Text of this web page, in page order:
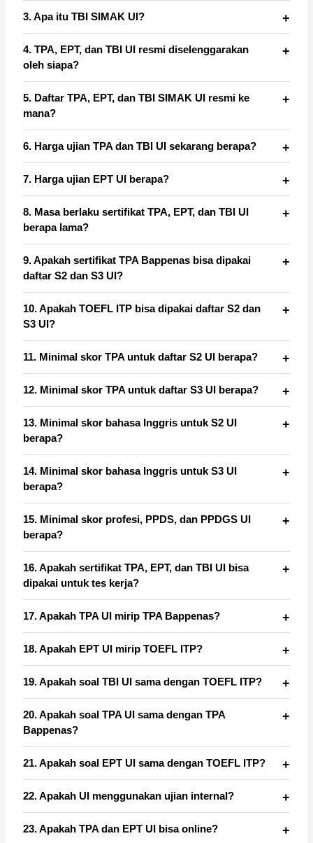
3. Apa itu TBI SIMAK UI?
4. TPA, EPT, dan TBI UI resmi diselenggarakan
oleh siapa?
5. Daftar TPA, EPT, dan TBI SIMAK UI resmi ke
mana?
6. Harga ujian TPA dan TBI UI sekarang berapa?
7. Harga ujian EPT UI berapa?
8. Masa berlaku sertifikat TPA, EPT, dan TBI UI
berapa lama?
9. Apakah sertifikat TPA Bappenas bisa dipakai
daftar S2 dan S3 UI?
10. Apakah TOEFL ITP bisa dipakai daftar S2 dan
S3 UI?
11. Minimal skor TPA untuk daftar S2 UI berapa?
12. Minimal skor TPA untuk daftar S3 UI berapa?
13. Minimal skor bahasa Inggris untuk S2 UI
berapa?
14. Minimal skor bahasa Inggris untuk S3 UI
berapa?
15. Minimal skor profesi, PPDS, dan PPDGS UI
berapa?
16. Apakah sertifikat TPA, EPT, dan TBI UI bisa
dipakai untuk tes kerja?
17. Apakah TPA UI mirip TPA Bappenas?
18. Apakah EPT UI mirip TOEFL ITP?
19. Apakah soal TBI UI sama dengan TOEFL ITP?
20. Apakah soal TPA UI sama dengan TPA
Bappenas?
21. Apakah soal EPT UI sama dengan TOEFL ITP?
22. Apakah UI menggunakan ujian internal?
23. Apakah TPA dan EPT UI bisa online?